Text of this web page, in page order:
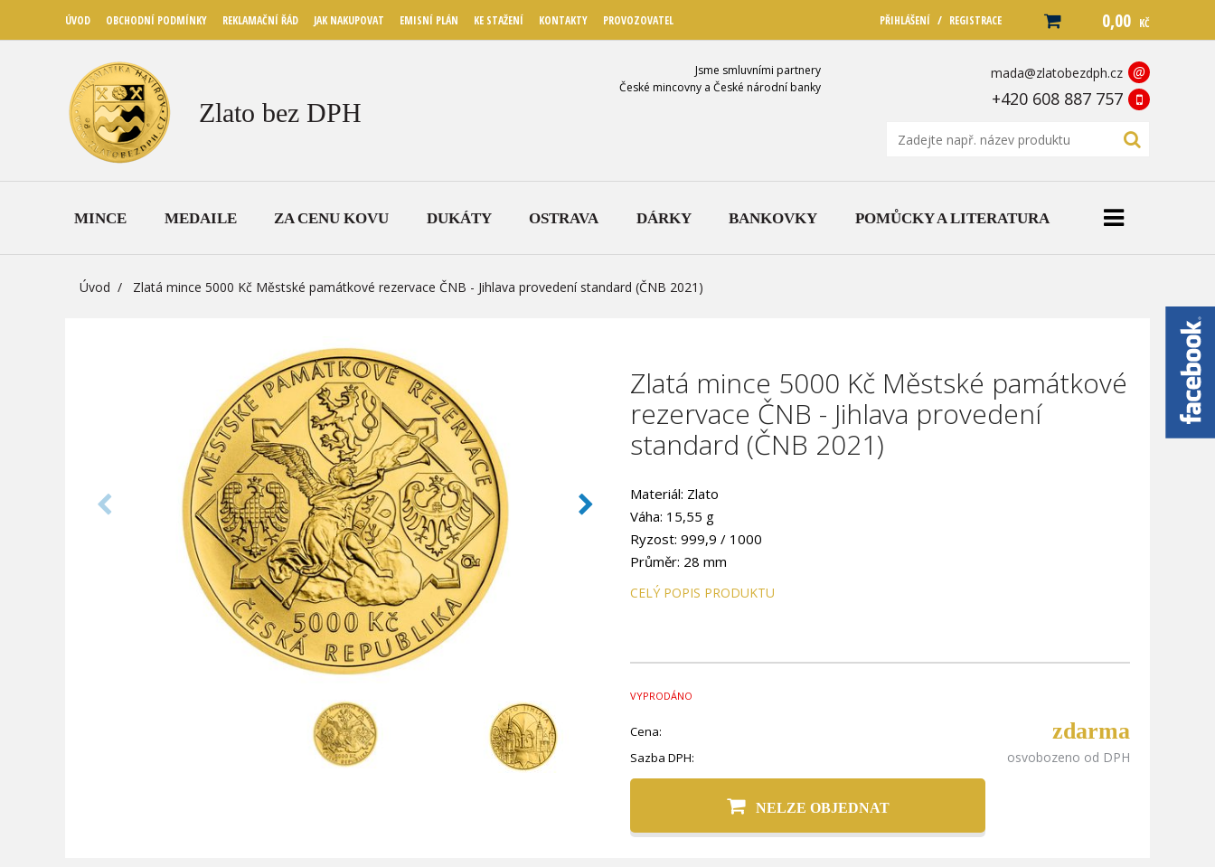
ÚVOD OBCHODNÍ PODMÍNKY REKLAMAČNÍ ŘÁD JAK NAKUPOVAT EMISNÍ PLÁN KE STAŽENÍ KONTAKTY PROVOZOVATEL PŘIHLÁŠENÍ / REGISTRACE 0,00 KČ
Zlato bez DPH
Jsme smluvními partnery
České mincovny a České národní banky
mada@zlatobezdph.cz @
+420 608 887 757
MINCE MEDAILE ZA CENU KOVU DUKÁTY OSTRAVA DÁRKY BANKOVKY POMŮCKY A LITERATURA
Úvod Zlatá mince 5000 Kč Městské památkové rezervace ČNB - Jihlava provedení standard (ČNB 2021)
Zlatá mince 5000 Kč Městské památkové
rezervace ČNB - Jihlava provedení
standard (ČNB 2021)
Materiál: Zlato
Váha: 15,55 g
Ryzost: 999,9 / 1000
Průměr: 28 mm
Provedení: STANDARD
CELÝ POPIS PRODUKTU
VYPRODÁNO
Cena: zdarma
Sazba DPH: osvobozeno od DPH
NELZE OBJEDNAT